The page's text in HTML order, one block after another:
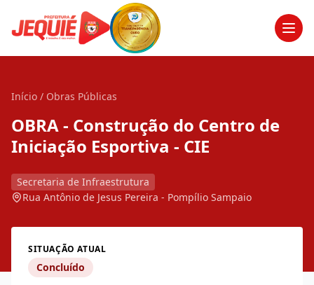
Início / Obras Públicas
OBRA - Construção do Centro de
Iniciação Esportiva - CIE
Secretaria de Infraestrutura
Rua Antônio de Jesus Pereira - Pompílio Sampaio
SITUAÇÃO ATUAL
Concluído